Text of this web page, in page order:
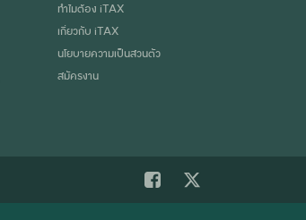
ทำไมต้อง iTAX
เกี่ยวกับ iTAX
นโยบายความเป็นส่วนตัว
สมัครงาน